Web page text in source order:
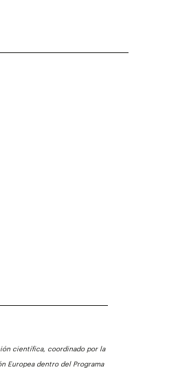
científica, coordinado por la
Europea dentro del Programa